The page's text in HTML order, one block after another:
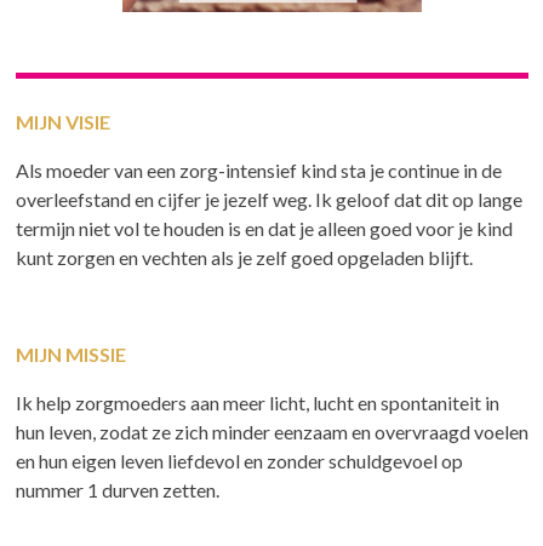
MIJN VISIE
Als moeder van een zorg-intensief kind sta je continue in de
overleefstand en cijfer je jezelf weg. Ik geloof dat dit op lange
termijn niet vol te houden is en dat je alleen goed voor je kind
kunt zorgen en vechten als je zelf goed opgeladen blijft.
MIJN MISSIE
Ik help zorgmoeders aan meer licht, lucht en spontaniteit in
hun leven, zodat ze zich minder eenzaam en overvraagd voelen
en hun eigen leven liefdevol en zonder schuldgevoel op
nummer 1 durven zetten.